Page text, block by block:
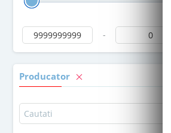
-
Producator